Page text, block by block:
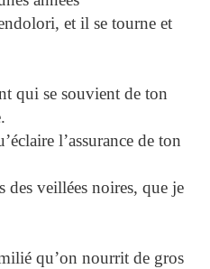
et il se tourne et
qui se souvient de ton
l’assurance de ton
des veillées noires, que je
qu’on nourrit de gros